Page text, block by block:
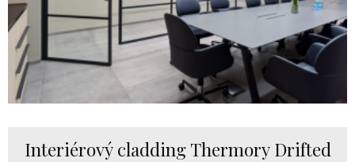
Interiérový cladding Thermory Drifted